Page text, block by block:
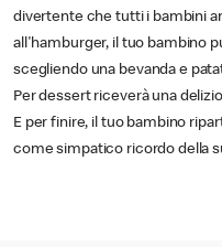
divertente che tutti i bambini
all'hamburger, il tuo bambino
scegliendo una bevanda e
Per dessert riceverà una
E per finire, il tuo bambino
come simpatico ricordo della